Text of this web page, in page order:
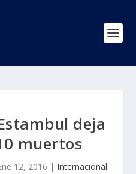
deja
muertos
12, 2016 | Internacional